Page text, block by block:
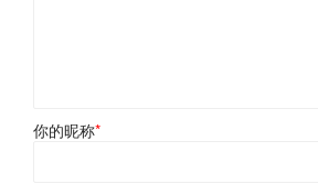
你的昵称*